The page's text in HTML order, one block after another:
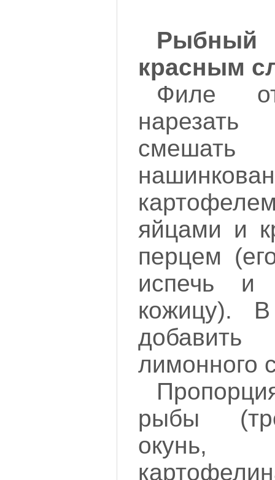
красным
Филе
яйцами и
перцем
испечь и
кожицу).
лимонного
рыбы
окунь,